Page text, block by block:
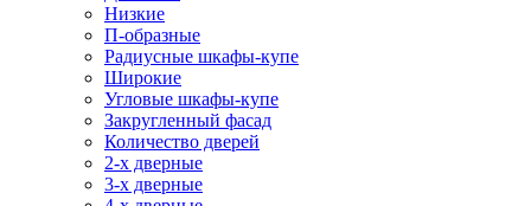
Низкие
П-образные
Радиусные шкафы-купе
Широкие
Угловые шкафы-купе
Закругленный фасад
Количество дверей
2-х дверные
3-х дверные